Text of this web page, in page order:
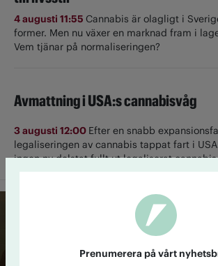
4 augusti 11:55 Cannabis är olagligt i
former. Men nu växer en marknad fram i
Vem tjänar på normaliseringen?
Avmattning i USA:s cannabisvåg
3 augusti 12:00 Efter en snabb
legaliseringen av cannabis tappat fart i
ingen ny delstat fullt ut ­legaliserat
Prenumerera på vårt